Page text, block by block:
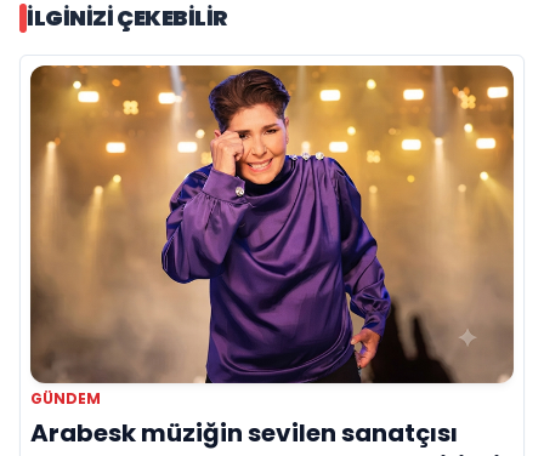
İLGINIZI ÇEKEBILIR
GÜNDEM
Arabesk müziğin sevilen sanatçısı